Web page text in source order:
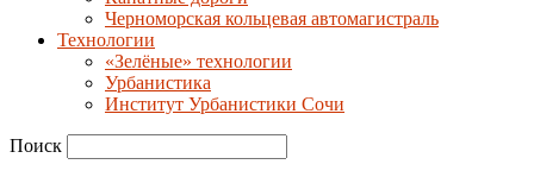
Черноморская кольцевая автомагистраль
Технологии
«Зелёные» технологии
Урбанистика
Институт Урбанистики Сочи
Поиск